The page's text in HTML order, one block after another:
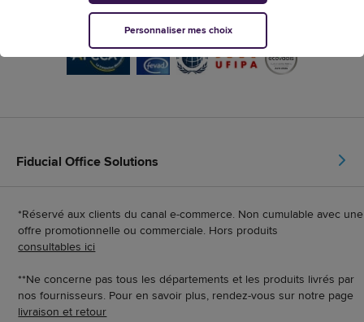
Fiducial Office Solutions
*Réservé aux clients du canal e-commerce. Non cumulable avec une
offre promotionnelle ou commerciale. Hors produits
consultables ici
**Ne concerne pas tous les départements et les produits livrés par
nos fournisseurs. Pour en savoir plus, rendez-vous sur notre page
livraison et retour
Personnaliser mes choix